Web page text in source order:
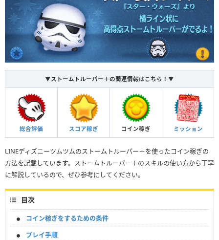
▼ストームトルーパー＋の関連情報はこちら！▼
総合評価 スコア稼ぎ コイン稼ぎ ミッション
LINEディズニーツムツムのストームトルーパー＋を使ったコイン稼ぎの
方法を記載しています。ストームトルーパー＋のスキルの使い方から丁寧
に解説しているので、ぜひ参考にしてください。
目次
コイン稼ぎをするための条件
プレイ手順